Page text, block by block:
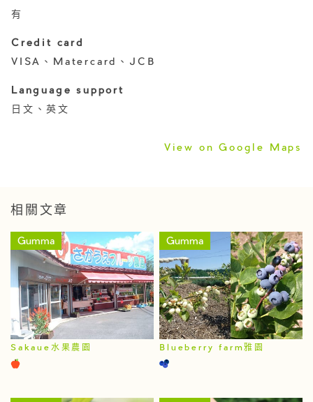
有
Credit card
VISA、Matercard、JCB
Language support
日文、英文
View on Google Maps
相關文章
Gumma
Sakaue水果農園
Gumma
Blueberry farm雅園